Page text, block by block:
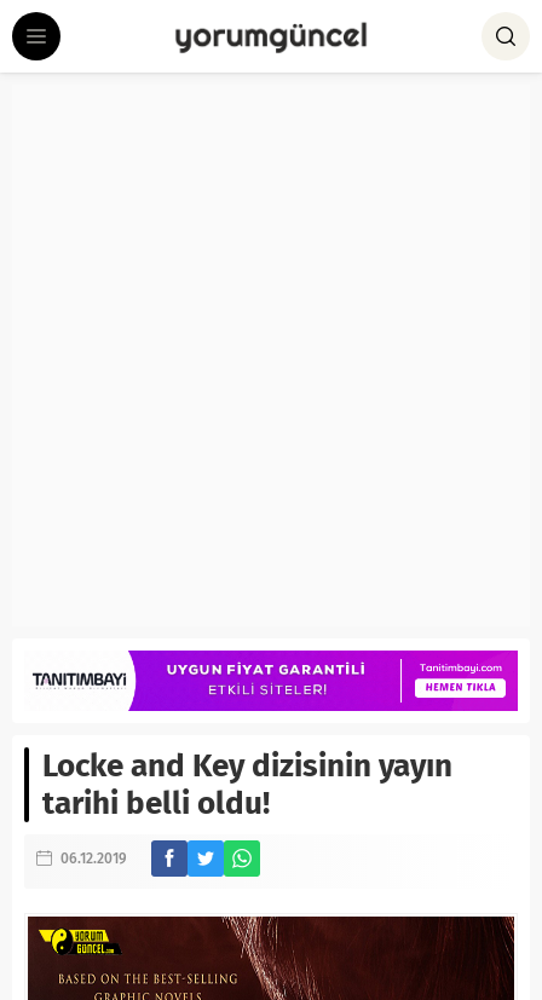
Locke and Key dizisinin yayın
tarihi belli oldu!
06.12.2019